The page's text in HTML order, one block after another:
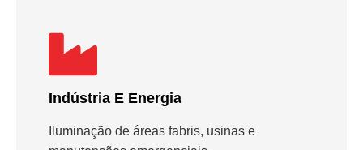
Indústria E Energia
Iluminação de áreas fabris, usinas e